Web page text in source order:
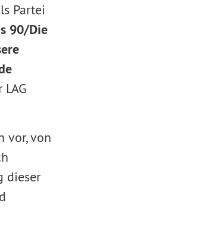
Partei
90/Die
vor, von
dieser